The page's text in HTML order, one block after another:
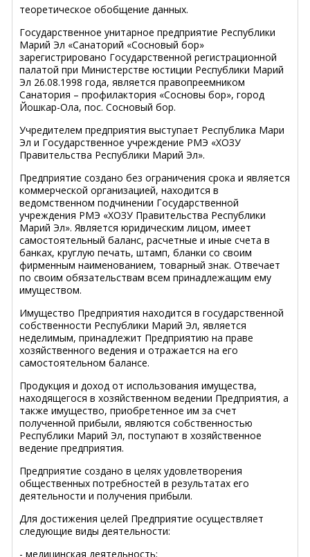
теоретическое обобщение данных.
Государственное унитарное предприятие Республики
Марий Эл «Санаторий «Сосновый бор»
зарегистрировано Государственной регистрационной
палатой при Министерстве юстиции Республики Марий
Эл 26.08.1998 года, является правопреемником
Санатория – профилактория «Сосновы бор», город
Йошкар-Ола, пос. Сосновый бор.
Учредителем предприятия выступает Республика Мари
Эл и Государственное учреждение РМЭ «ХОЗУ
Правительства Республики Марий Эл».
Предприятие создано без ограничения срока и является
коммерческой организацией, находится в
ведомственном подчинении Государственной
учреждения РМЭ «ХОЗУ Правительства Республики
Марий Эл». Является юридическим лицом, имеет
самостоятельный баланс, расчетные и иные счета в
банках, круглую печать, штамп, бланки со своим
фирменным наименованием, товарный знак. Отвечает
по своим обязательствам всем принадлежащим ему
имуществом.
Имущество Предприятия находится в государственной
собственности Республики Марий Эл, является
неделимым, принадлежит Предприятию на праве
хозяйственного ведения и отражается на его
самостоятельном балансе.
Продукция и доход от использования имущества,
находящегося в хозяйственном ведении Предприятия, а
также имущество, приобретенное им за счет
полученной прибыли, являются собственностью
Республики Марий Эл, поступают в хозяйственное
ведение предприятия.
Предприятие создано в целях удовлетворения
общественных потребностей в результатах его
деятельности и получения прибыли.
Для достижения целей Предприятие осуществляет
следующие виды деятельности:
- медицинская деятельность;